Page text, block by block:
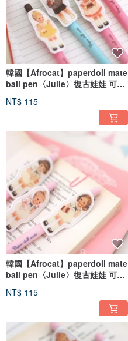
韓國【Afrocat】paperdoll mate
ball pen〈Julie〉復古娃娃 可愛
NT$ 115
韓國【Afrocat】paperdoll mate
ball pen〈Julie〉復古娃娃 可愛
NT$ 115